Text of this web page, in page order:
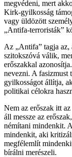
megvédeni, mert
Kirk-gyilkosság
vagy üldözött
„Antifa-terroristák”
Az „Antifa” tagja az,
szitokszóvá válik,
erőszakkal
nevezni. A fasizmust
gyilkosságot állítja,
politikai célokra
Nem az erőszak itt
áll messze az
némítani mindenkit.
mindenkit, aki
megfélemlít
bírálni merészeli.